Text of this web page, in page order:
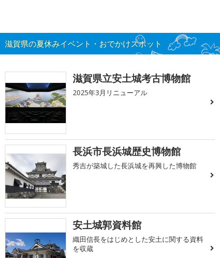
滋賀県の夏休みイベント・おでかけスポット
滋賀県立安土城考古博物館
2025年3月リニューアル
長浜市長浜城歴史博物館
秀吉が築城した長浜城を再興した博物館
安土城郭資料館
織田信長をはじめとした安土に関する資料
を収蔵